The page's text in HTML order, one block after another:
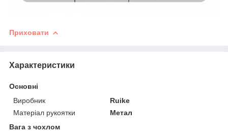
Приховати
Характеристики
Основні
Виробник
Ruike
Матеріал рукоятки
Метал
Вага з чохлом